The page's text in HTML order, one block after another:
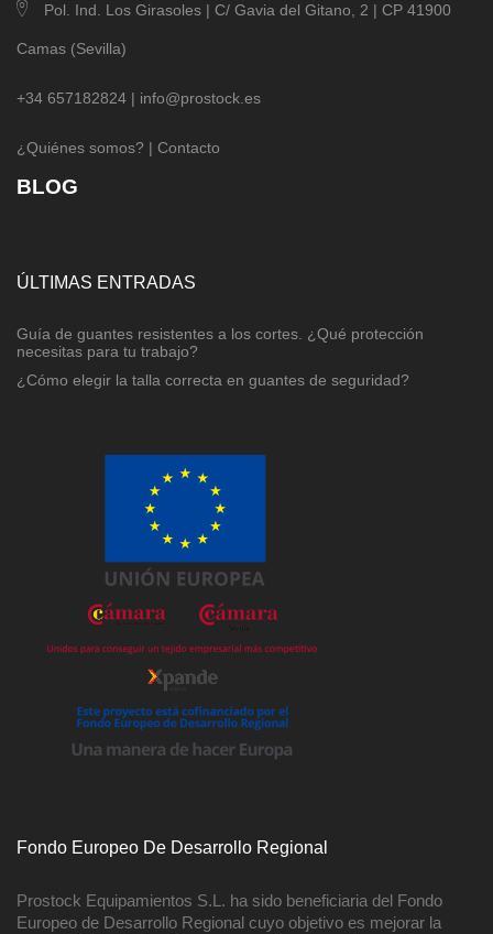
Pol. Ind. Los Girasoles | C/ Gavia del Gitano, 2 | CP 41900
Camas (Sevilla)
+34 657182824 | info@prostock.es
¿Quiénes somos? | Contacto
BLOG
ÚLTIMAS ENTRADAS
Guía de guantes resistentes a los cortes. ¿Qué protección
necesitas para tu trabajo?
¿Cómo elegir la talla correcta en guantes de seguridad?
Fondo Europeo De Desarrollo Regional
Prostock Equipamientos S.L. ha sido beneficiaria del Fondo
Europeo de Desarrollo Regional cuyo objetivo es mejorar la